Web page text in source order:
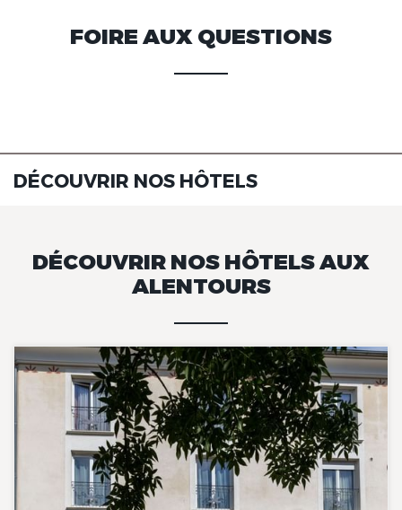
FOIRE AUX QUESTIONS
DÉCOUVRIR NOS HÔTELS
DÉCOUVRIR NOS HÔTELS AUX
ALENTOURS